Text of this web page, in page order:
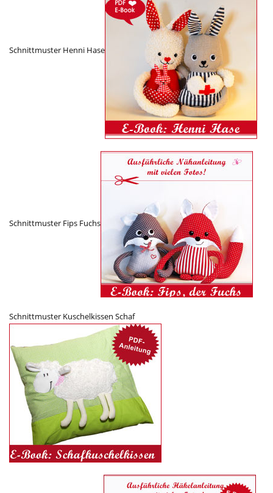
Schnittmuster Henni Hase
Schnittmuster Fips Fuchs
Schnittmuster Kuschelkissen Schaf